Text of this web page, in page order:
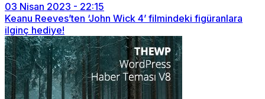
03 Nisan 2023 - 22:15
Keanu Reeves’ten ‘John Wick 4’ filmindeki figüranlara
ilginç hediye!